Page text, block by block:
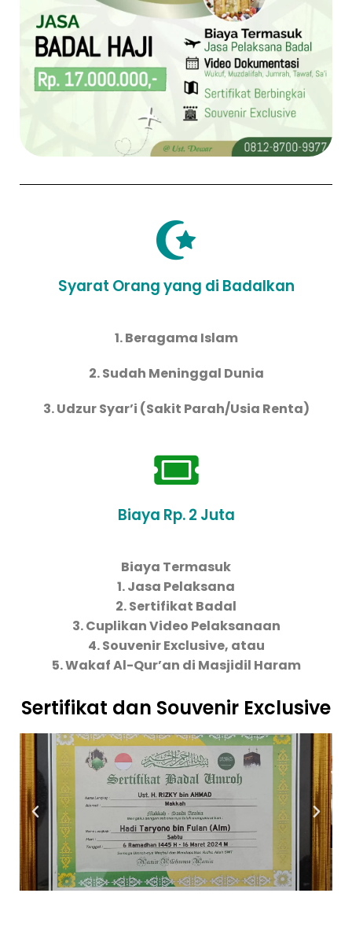
Syarat Orang yang di Badalkan
1. Beragama Islam
2. Sudah Meninggal Dunia
3. Udzur Syar’i (Sakit Parah/Usia Renta)
Biaya Rp. 2 Juta
Biaya Termasuk
1. Jasa Pelaksana
2. Sertifikat Badal
3. Cuplikan Video Pelaksanaan
4. Souvenir Exclusive, atau
5. Wakaf Al-Qur’an di Masjidil Haram
Sertifikat dan Souvenir Exclusive